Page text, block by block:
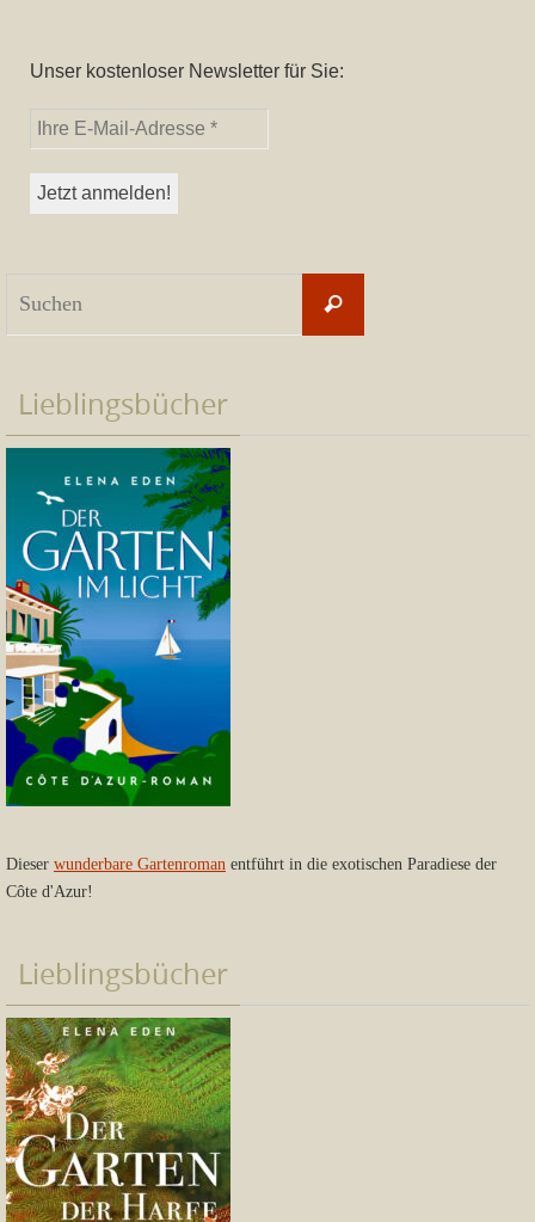
Unser kostenloser Newsletter für Sie:
Suchen
Lieblingsbücher
Dieser wunderbare Gartenroman entführt in die exotischen Paradiese der
Côte d'Azur!
Lieblingsbücher